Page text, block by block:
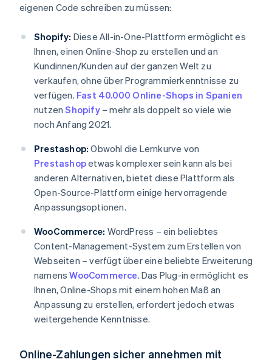
eigenen Code schreiben zu müssen:
Shopify: Diese All-in-One-Plattform ermöglicht es
Ihnen, einen Online-Shop zu erstellen und an
Kundinnen/Kunden auf der ganzen Welt zu
verkaufen, ohne über Programmierkenntnisse zu
verfügen. Fast 40.000 Online-Shops in Spanien
nutzenShopify– mehr als doppelt so viele wie
noch Anfang 2021.
Prestashop: Obwohl die Lernkurve von
Prestashopetwas komplexer sein kann als bei
anderen Alternativen, bietet diese Plattform als
Open-Source-Plattform einige hervorragende
Anpassungsoptionen.
WooCommerce: WordPress – ein beliebtes
Content-Management-System zum Erstellen von
Webseiten – verfügt über eine beliebte Erweiterung
namensWooCommerce. Das Plug-in ermöglicht es
Ihnen, Online-Shops mit einem hohen Maß an
Anpassung zu erstellen, erfordert jedoch etwas
weitergehende Kenntnisse.
Online-Zahlungen sicher annehmen mit